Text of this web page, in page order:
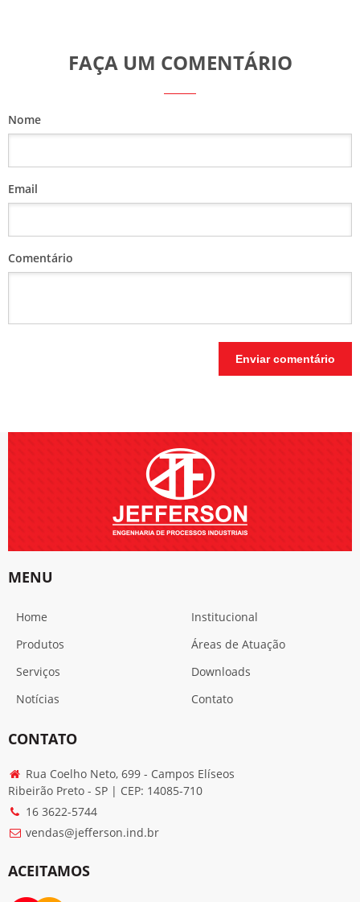
FAÇA UM COMENTÁRIO
Nome
Email
Comentário
MENU
Home
Institucional
Produtos
Áreas de Atuação
Serviços
Downloads
Notícias
Contato
CONTATO
Rua Coelho Neto, 699 - Campos Elíseos
Ribeirão Preto - SP | CEP: 14085-710
16 3622-5744
vendas@jefferson.ind.br
ACEITAMOS